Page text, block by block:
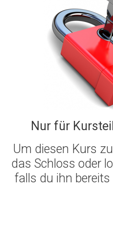
Nur für
Um diesen Kurs
das Schloss oder
falls du ihn